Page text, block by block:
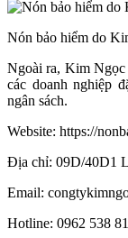
Nón bảo hiểm do
Ngoài ra, Kim Ngọc
các doanh nghiệp
ngân sách.
Website: https://
Địa chỉ: 09D/40D1
Email:
Hotline: 0962 538